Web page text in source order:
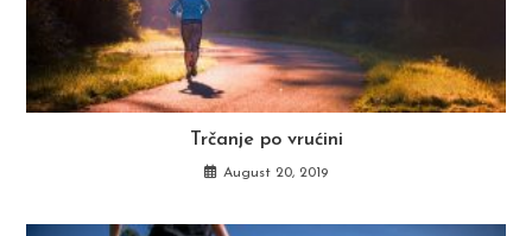
Trčanje po vrućini
August 20, 2019